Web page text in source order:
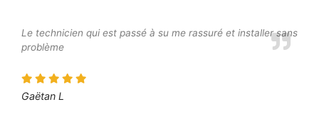
Le technicien qui est passé à su me rassuré et installer sans
problème
Gaëtan L